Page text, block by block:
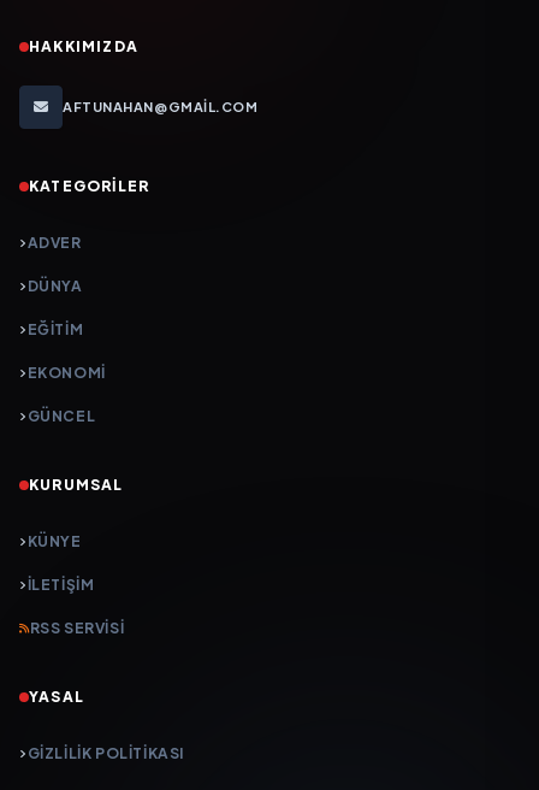
HAKKIMIZDA
AFTUNAHAN@GMAIL.COM
KATEGORILER
ADVER
DÜNYA
EĞİTİM
EKONOMİ
GÜNCEL
KURUMSAL
KÜNYE
İLETIŞIM
RSS SERVISI
YASAL
GIZLILIK POLITIKASI